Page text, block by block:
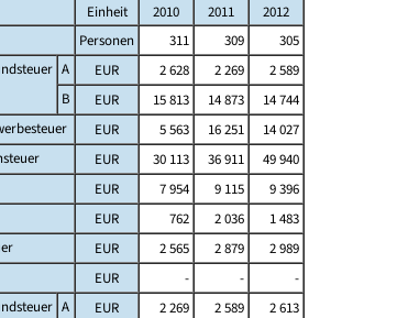
Einheit 2010 2011
2012
Personen 311 309
305
A EUR 2 628 2 269
2 589
B
EUR 15 813 14 873
14 744
EUR 5 563 16 251
14 027
EUR 30 113 36 911
49 940
EUR 7 954 9 115
9 396
EUR 762 2 036
1 483
EUR 2 565 2 879
2 989
EUR - -
-
A EUR 2 269 2 589
2 613